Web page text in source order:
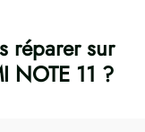
réparer sur
NOTE 11 ?